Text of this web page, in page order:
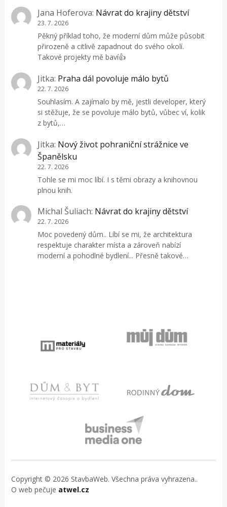
Jana Hoferova: Návrat do krajiny dětství
23. 7. 2026
Pěkný příklad toho, že moderní dům může působit
přirozeně a citlivě zapadnout do svého okolí.
Takové projekty mě baví👍
Jitka: Praha dál povoluje málo bytů
22. 7. 2026
Souhlasím. A zajímalo by mě, jestli developer, který
si stěžuje, že se povoluje málo bytů, vůbec ví, kolik
z bytů,…
Jitka: Nový život pohraniční strážnice ve
Španělsku
22. 7. 2026
Tohle se mi moc líbí. I s těmi obrazy a knihovnou
plnou knih.
Michal Šuliach: Návrat do krajiny dětství
22. 7. 2026
Moc povedený dům.. Líbí se mi, že architektura
respektuje charakter místa a zároveň nabízí
moderní a pohodlné bydlení... Přesně takové…
Copyright © 2026 StavbaWeb. Všechna práva vyhrazena..
O web pečuje atwel.cz